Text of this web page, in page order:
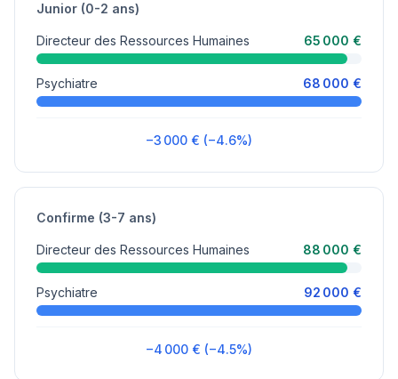
Junior (0-2 ans)
Directeur des Ressources Humaines 65 000 €
Psychiatre 68 000 €
−3 000 € (−4.6%)
Confirme (3-7 ans)
Directeur des Ressources Humaines 88 000 €
Psychiatre 92 000 €
−4 000 € (−4.5%)